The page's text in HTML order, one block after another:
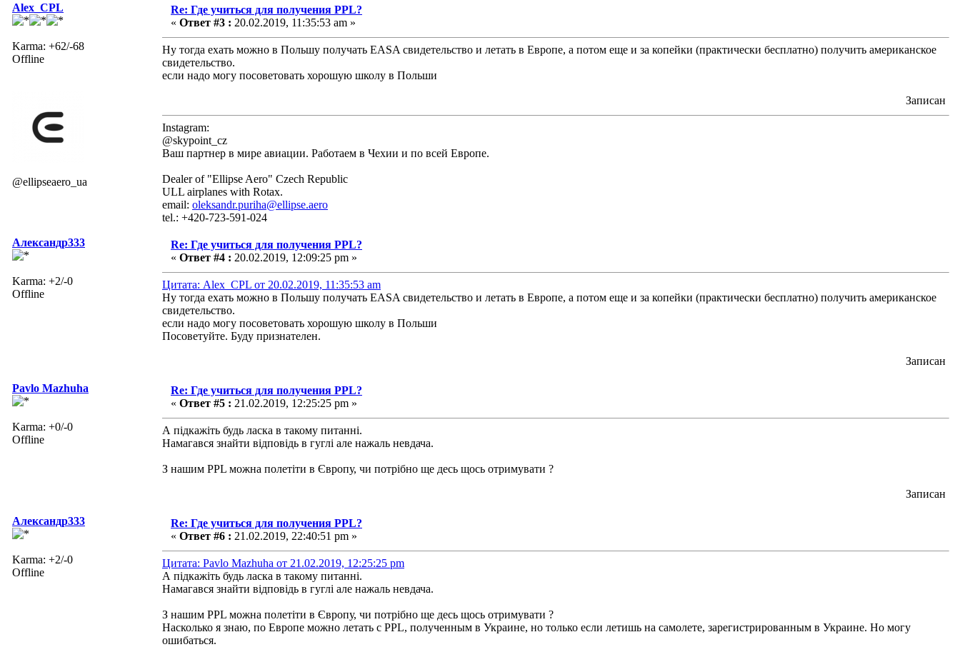
Alex_CPL
Karma: +62/-68
Offline
@ellipseaero_ua
Re: Где учиться для получения PPL?
« Ответ #3 : 20.02.2019, 11:35:53 am »
Ну тогда ехать можно в Польшу получать EASA свидетельство и летать в Европе, а потом еще и за копейки (практически бесплатно) получить американское
свидетельство.
если надо могу посоветовать хорошую школу в Польши
Записан
Instagram:
@skypoint_cz
Ваш партнер в мире авиации. Работаем в Чехии и по всей Европе.
Dealer of "Ellipse Aero" Czech Republic
ULL airplanes with Rotax.
email: oleksandr.puriha@ellipse.aero
tel.: +420-723-591-024
Александр333
Karma: +2/-0
Offline
Re: Где учиться для получения PPL?
« Ответ #4 : 20.02.2019, 12:09:25 pm »
Цитата: Alex_CPL от 20.02.2019, 11:35:53 am
Ну тогда ехать можно в Польшу получать EASA свидетельство и летать в Европе, а потом еще и за копейки (практически бесплатно) получить американское
свидетельство.
если надо могу посоветовать хорошую школу в Польши
Посоветуйте. Буду признателен.
Записан
Pavlo Mazhuha
Karma: +0/-0
Offline
Re: Где учиться для получения PPL?
« Ответ #5 : 21.02.2019, 12:25:25 pm »
А підкажіть будь ласка в такому питанні.
Намагався знайти відповідь в гуглі але нажаль невдача.
З нашим PPL можна полетіти в Європу, чи потрібно ще десь щось отримувати ?
Записан
Александр333
Karma: +2/-0
Offline
Re: Где учиться для получения PPL?
« Ответ #6 : 21.02.2019, 22:40:51 pm »
Цитата: Pavlo Mazhuha от 21.02.2019, 12:25:25 pm
А підкажіть будь ласка в такому питанні.
Намагався знайти відповідь в гуглі але нажаль невдача.
З нашим PPL можна полетіти в Європу, чи потрібно ще десь щось отримувати ?
Насколько я знаю, по Европе можно летать с PPL, полученным в Украине, но только если летишь на самолете, зарегистрированным в Украине. Но могу
ошибаться.